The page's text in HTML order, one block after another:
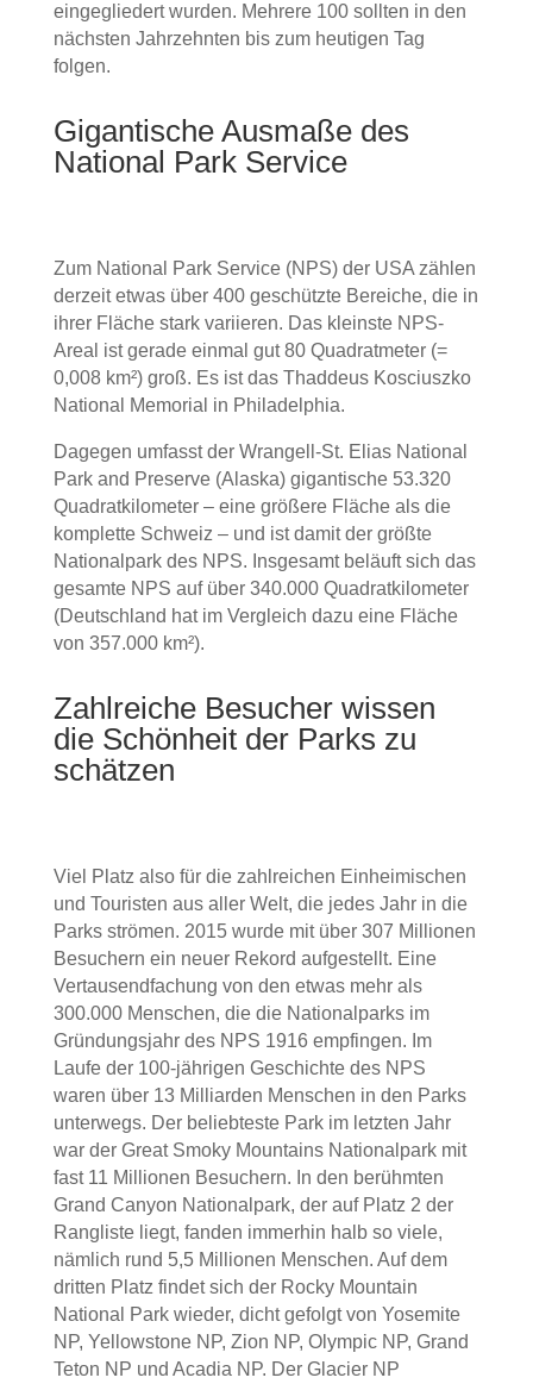
eingegliedert wurden. Mehrere 100 sollten in den
nächsten Jahrzehnten bis zum heutigen Tag
folgen.
Gigantische Ausmaße des
National Park Service
Zum National Park Service (NPS) der USA zählen
derzeit etwas über 400 geschützte Bereiche, die in
ihrer Fläche stark variieren. Das kleinste NPS-
Areal ist gerade einmal gut 80 Quadratmeter (=
0,008 km²) groß. Es ist das Thaddeus Kosciuszko
National Memorial in Philadelphia.
Dagegen umfasst der Wrangell-St. Elias National
Park and Preserve (Alaska) gigantische 53.320
Quadratkilometer – eine größere Fläche als die
komplette Schweiz – und ist damit der größte
Nationalpark des NPS. Insgesamt beläuft sich das
gesamte NPS auf über 340.000 Quadratkilometer
(Deutschland hat im Vergleich dazu eine Fläche
von 357.000 km²).
Zahlreiche Besucher wissen
die Schönheit der Parks zu
schätzen
Viel Platz also für die zahlreichen Einheimischen
und Touristen aus aller Welt, die jedes Jahr in die
Parks strömen. 2015 wurde mit über 307 Millionen
Besuchern ein neuer Rekord aufgestellt. Eine
Vertausendfachung von den etwas mehr als
300.000 Menschen, die die Nationalparks im
Gründungsjahr des NPS 1916 empfingen. Im
Laufe der 100-jährigen Geschichte des NPS
waren über 13 Milliarden Menschen in den Parks
unterwegs. Der beliebteste Park im letzten Jahr
war der Great Smoky Mountains Nationalpark mit
fast 11 Millionen Besuchern. In den berühmten
Grand Canyon Nationalpark, der auf Platz 2 der
Rangliste liegt, fanden immerhin halb so viele,
nämlich rund 5,5 Millionen Menschen. Auf dem
dritten Platz findet sich der Rocky Mountain
National Park wieder, dicht gefolgt von Yosemite
NP, Yellowstone NP, Zion NP, Olympic NP, Grand
Teton NP und Acadia NP. Der Glacier NP